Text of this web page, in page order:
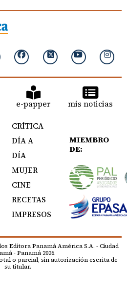
e-papper mis noticias
CRÍTICA
DÍA A
DÍA
MUJER
CINE
RECETAS
IMPRESOS
MIEMBRO
DE:
Editora Panamá América S.A. - Ciudad
- Panamá 2026.
o parcial, sin autorización escrita de
su titular.